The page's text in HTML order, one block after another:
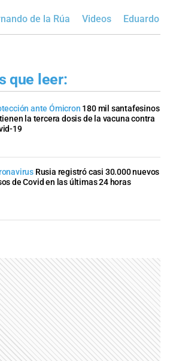
de la Rúa Videos Eduardo
que leer:
ante Ómicron 180 mil santafesinos
la tercera dosis de la vacuna contra
19
Rusia registró casi 30.000 nuevos
de Covid en las últimas 24 horas